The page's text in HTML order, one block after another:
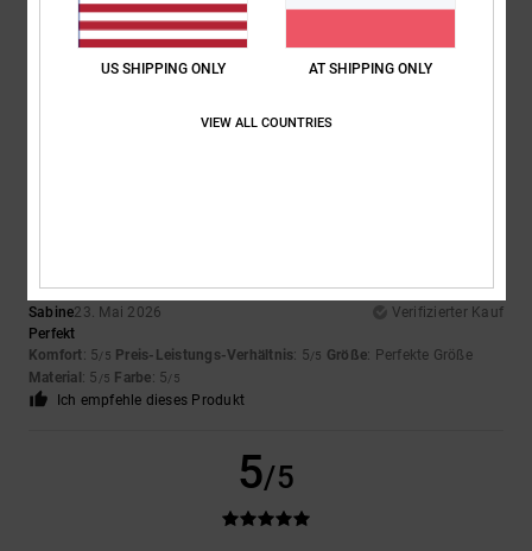
Sabine23. Mai 2026
Verifizierter Kauf
Perfekt
Komfort: 5/5 Preis-Leistungs-Verhältnis: 5/5 Größe: Perfekte Größe
Material : 5 /5 Farbe: 5/5
Ich empfehle dieses Produkt
5/5
US SHIPPING ONLY AT SHIPPING ONLY
VIEW ALL COUNTRIES